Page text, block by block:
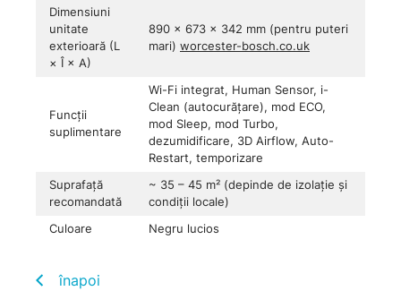
Dimensiuni
unitate
exterioară (L
× Î × A)
890 × 673 × 342 mm (pentru puteri
mari) worcester-bosch.co.uk
Funcții
suplimentare
Wi-Fi integrat, Human Sensor, i-
Clean (autocurățare), mod ECO,
mod Sleep, mod Turbo,
dezumidificare, 3D Airflow, Auto-
Restart, temporizare
Suprafață
recomandată
~ 35 – 45 m² (depinde de izolație și
condiții locale)
Culoare
Negru lucios
înapoi